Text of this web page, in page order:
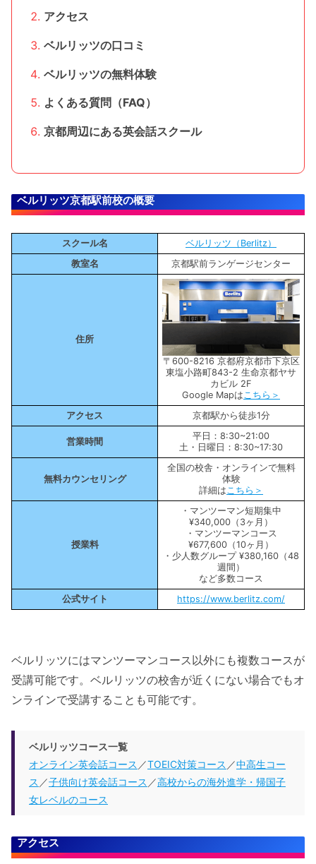
アクセス
ベルリッツの口コミ
ベルリッツの無料体験
よくある質問（FAQ）
京都周辺にある英会話スクール
ベルリッツ京都駅前校の概要
スクール名
ベルリッツ（Berlitz）
教室名
京都駅前ランゲージセンター
住所
〒600-8216 京都府京都市下京区
東塩小路町843-2 生命京都ヤサ
カビル 2F
Google Mapは こちら＞
アクセス
京都駅から徒歩1分
営業時間
平日：8:30~21:00
土・日曜日：8:30~17:30
無料カウンセリング
全国の校舎・オンラインで無料
体験
詳細は こちら＞
授業料
・マンツーマン短期集中
¥340,000（3ヶ月）
・マンツーマンコース
¥677,600（10ヶ月）
・少人数グループ ¥380,160（48
週間）
など多数コース
公式サイト
https://www.berlitz.com/
ベルリッツにはマンツーマンコース以外にも複数コースが
受講可能です。ベルリッツの校舎が近くにない場合でもオ
ンラインで受講することも可能です。
ベルリッツコース一覧
オンライン英会話コース ／TOEIC対策コース ／中高生コー
ス ／子供向け英会話コース ／高校からの海外進学・帰国子
女レベルのコース
アクセス